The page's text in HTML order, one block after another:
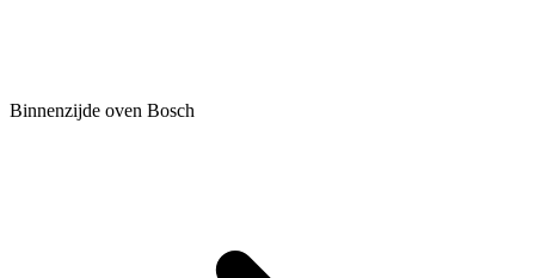
Binnenzijde oven Bosch